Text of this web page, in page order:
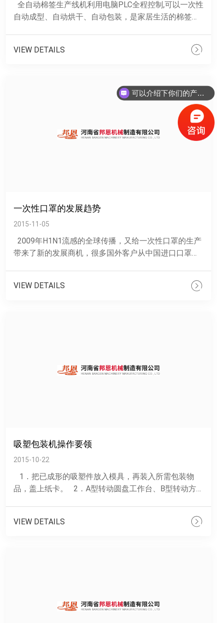
全自动棉签生产线机利用电脑PLC全程控制,可以一次性
自动成型、自动烘干、自动包装，是家居生活的棉签生
VIEW DETAILS
一次性口罩的发展趋势
2015-11-05
2009年H1N1流感的全球传播，又给一次性口罩的生产
带来了新的发展商机，很多国外客户从中国进口口罩，
VIEW DETAILS
吸塑包装机操作要领
2015-10-22
1．把已成形的吸塑件放入模具，再装入所需包装物
品，盖上纸卡。 2．A型转动圆盘工作台、B型转动方
VIEW DETAILS
可以介绍下你们的产品么？